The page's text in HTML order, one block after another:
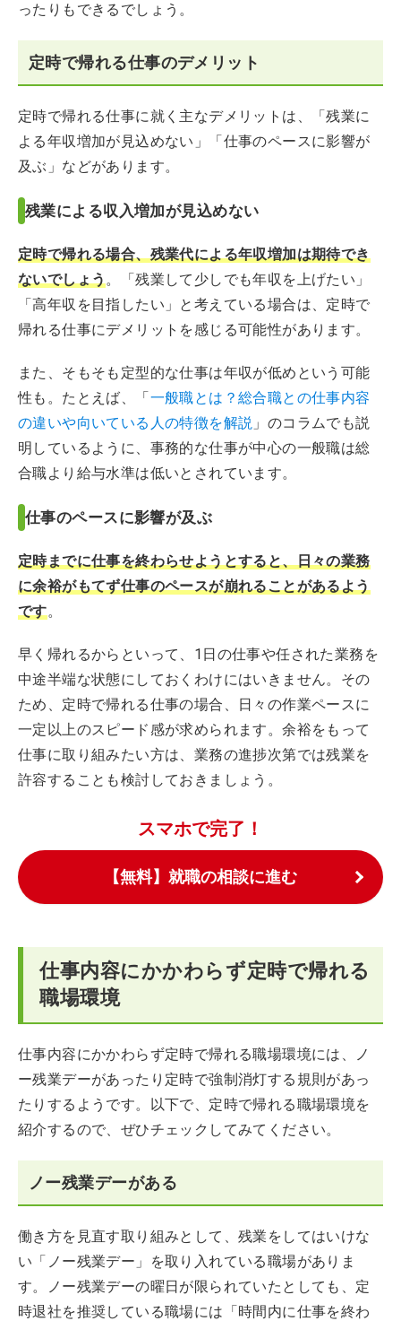
ったりもできるでしょう。
定時で帰れる仕事のデメリット
定時で帰れる仕事に就く主なデメリットは、「残業に
よる年収増加が見込めない」「仕事のペースに影響が
及ぶ」などがあります。
残業による収入増加が見込めない
定時で帰れる場合、残業代による年収増加は期待でき
ないでしょう。「残業して少しでも年収を上げたい」
「高年収を目指したい」と考えている場合は、定時で
帰れる仕事にデメリットを感じる可能性があります。
また、そもそも定型的な仕事は年収が低めという可能
性も。たとえば、「一般職とは？総合職との仕事内容
の違いや向いている人の特徴を解説 」のコラムでも説
明しているように、事務的な仕事が中心の一般職は総
合職より給与水準は低いとされています。
仕事のペースに影響が及ぶ
定時までに仕事を終わらせようとすると、日々の業務
に余裕がもてず仕事のペースが崩れることがあるよう
です。
早く帰れるからといって、1日の仕事や任された業務を
中途半端な状態にしておくわけにはいきません。その
ため、定時で帰れる仕事の場合、日々の作業ペースに
一定以上のスピード感が求められます。余裕をもって
仕事に取り組みたい方は、業務の進捗次第では残業を
許容することも検討しておきましょう。
スマホで完了！
【無料】就職の相談に進む
仕事内容にかかわらず定時で帰れる
職場環境
仕事内容にかかわらず定時で帰れる職場環境には、ノ
ー残業デーがあったり定時で強制消灯する規則があっ
たりするようです。以下で、定時で帰れる職場環境を
紹介するので、ぜひチェックしてみてください。
ノー残業デーがある
働き方を見直す取り組みとして、残業をしてはいけな
い「ノー残業デー」を取り入れている職場がありま
す。ノー残業デーの曜日が限られていたとしても、定
時退社を推奨している職場には「時間内に仕事を終わ